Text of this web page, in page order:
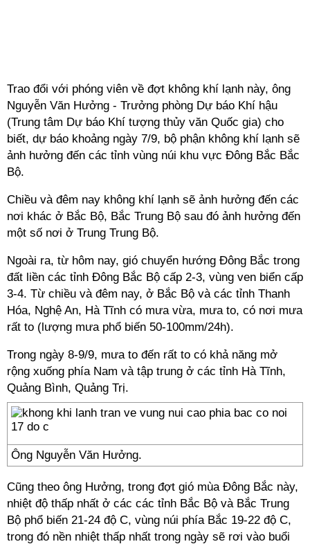
Trao đổi với phóng viên về đợt không khí lạnh này, ông
Nguyễn Văn Hưởng - Trưởng phòng Dự báo Khí hậu
(Trung tâm Dự báo Khí tượng thủy văn Quốc gia) cho
biết, dự báo khoảng ngày 7/9, bộ phận không khí lạnh sẽ
ảnh hưởng đến các tỉnh vùng núi khu vực Đông Bắc Bắc
Bộ.
Chiều và đêm nay không khí lạnh sẽ ảnh hưởng đến các
nơi khác ở Bắc Bộ, Bắc Trung Bộ sau đó ảnh hưởng đến
một số nơi ở Trung Trung Bộ.
Ngoài ra, từ hôm nay, gió chuyển hướng Đông Bắc trong
đất liền các tỉnh Đông Bắc Bộ cấp 2-3, vùng ven biển cấp
3-4. Từ chiều và đêm nay, ở Bắc Bộ và các tỉnh Thanh
Hóa, Nghệ An, Hà Tĩnh có mưa vừa, mưa to, có nơi mưa
rất to (lượng mưa phổ biến 50-100mm/24h).
Trong ngày 8-9/9, mưa to đến rất to có khả năng mở
rộng xuống phía Nam và tập trung ở các tỉnh Hà Tĩnh,
Quảng Bình, Quảng Trị.
Ông Nguyễn Văn Hưởng.
Cũng theo ông Hưởng, trong đợt gió mùa Đông Bắc này,
nhiệt độ thấp nhất ở các các tỉnh Bắc Bộ và Bắc Trung
Bộ phổ biến 21-24 độ C, vùng núi phía Bắc 19-22 độ C,
trong đó nền nhiệt thấp nhất trong ngày sẽ rơi vào buổi